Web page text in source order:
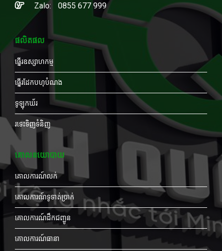
Zalo: 0855 677 999
ផលិតផល
ធ្នើរឧស្សាហកម្ម
ធ្នើរដែកបហុបំណង
ទូឡុកឃ័រ
រទេះទិញទំនិញ
គោលនយោបាយ
គោលការណ៍លក់
គោលការណ៍ទូទាត់ប្រាក់
គោលការណ៍ដឹកជញ្ជូន
គោលការណ៍ធានា